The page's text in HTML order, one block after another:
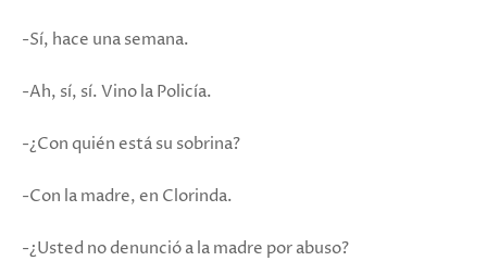
-Sí, hace una semana.
-Ah, sí, sí. Vino la Policía.
-¿Con quién está su sobrina?
-Con la madre, en Clorinda.
-¿Usted no denunció a la madre por abuso?